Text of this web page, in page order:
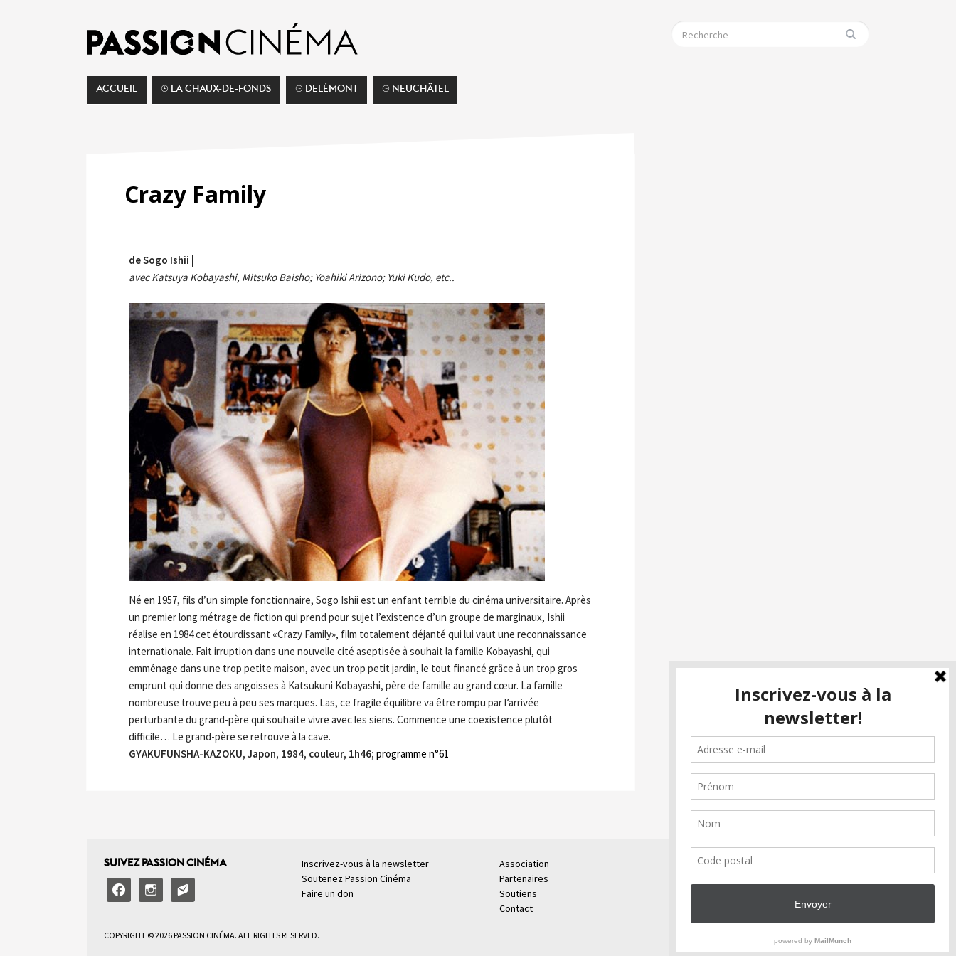
ACCUEIL ⌚︎ LA CHAUX-DE-FONDS ⌚︎ DELÉMONT ⌚︎ NEUCHÂTEL
Crazy Family
de Sogo Ishii |
avec Katsuya Kobayashi, Mitsuko Baisho; Yoahiki Arizono; Yuki Kudo, etc..
Né en 1957, fils d’un simple fonctionnaire, Sogo Ishii est un enfant terrible du cinéma universitaire. Après
un premier long métrage de fiction qui prend pour sujet l’existence d’un groupe de marginaux, Ishii
réalise en 1984 cet étourdissant «Crazy Family», film totalement déjanté qui lui vaut une reconnaissance
internationale. Fait irruption dans une nouvelle cité aseptisée à souhait la famille Kobayashi, qui
emménage dans une trop petite maison, avec un trop petit jardin, le tout financé grâce à un trop gros
emprunt qui donne des angoisses à Katsukuni Kobayashi, père de famille au grand cœur. La famille
nombreuse trouve peu à peu ses marques. Las, ce fragile équilibre va être rompu par l’arrivée
perturbante du grand-père qui souhaite vivre avec les siens. Commence une coexistence plutôt
difficile… Le grand-père se retrouve à la cave.
GYAKUFUNSHA-KAZOKU, Japon, 1984, couleur, 1h46; programme n°61
SUIVEZ PASSION CINÉMA
facebookinstagramemail-
alt2
Inscrivez-vous à la newsletter
Soutenez Passion Cinéma
Faire un don
Association
Partenaires
Soutiens
Contact
COPYRIGHT © 2026 PASSION CINÉMA. ALL RIGHTS RESERVED.